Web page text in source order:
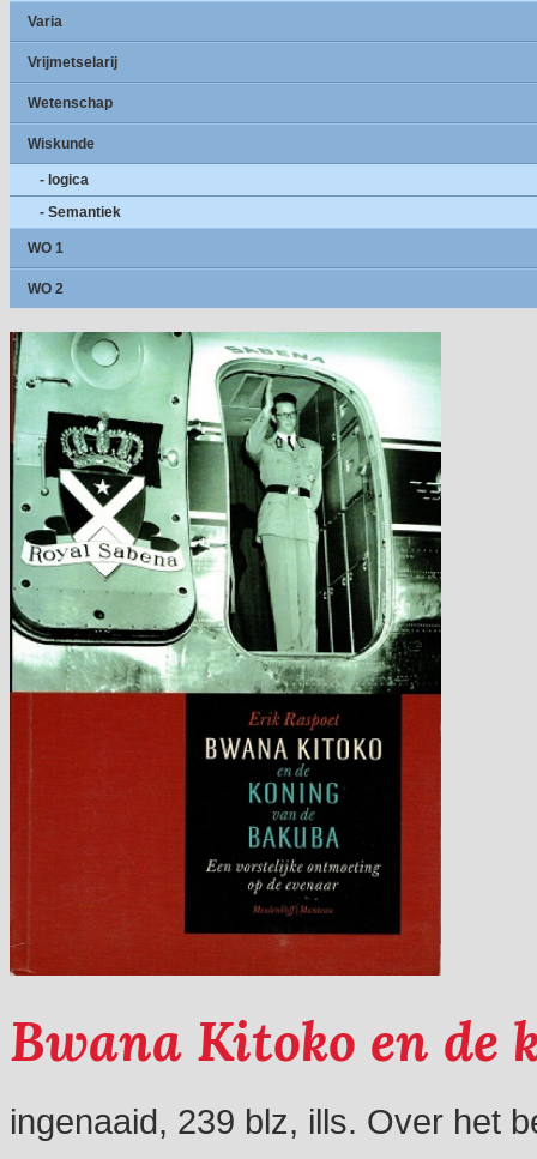
Varia
Vrijmetselarij
Wetenschap
Wiskunde
- logica
- Semantiek
WO 1
WO 2
Bwana Kitoko en de
ingenaaid, 239 blz, ills. Over het